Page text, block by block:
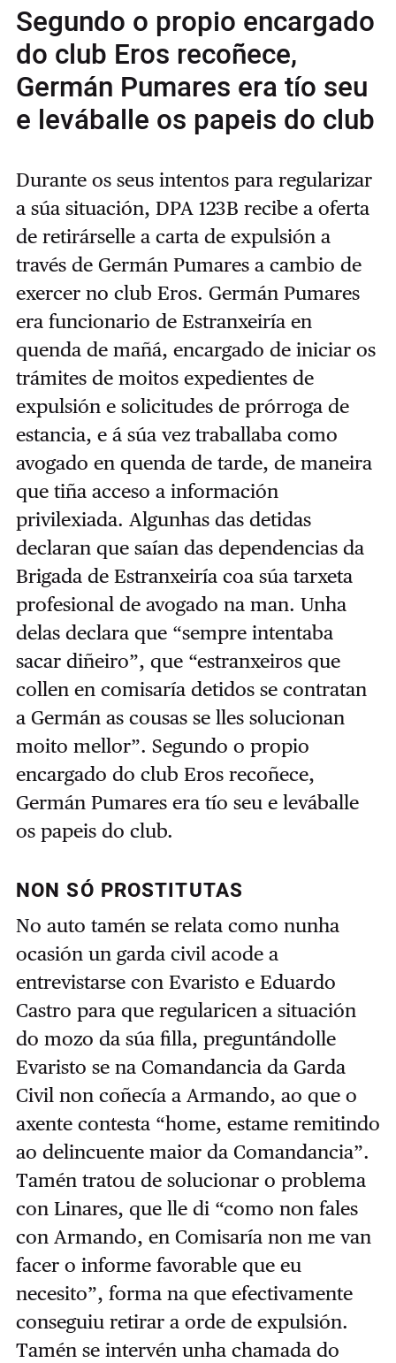
Segundo o propio encargado
do club Eros recoñece,
Germán Pumares era tío seu
e leváballe os papeis do club
Durante os seus intentos para regularizar
a súa situación, DPA 123B recibe a oferta
de retirárselle a carta de expulsión a
través de Germán Pumares a cambio de
exercer no club Eros. Germán Pumares
era funcionario de Estranxeiría en
quenda de mañá, encargado de iniciar os
trámites de moitos expedientes de
expulsión e solicitudes de prórroga de
estancia, e á súa vez traballaba como
avogado en quenda de tarde, de maneira
que tiña acceso a información
privilexiada. Algunhas das detidas
declaran que saían das dependencias da
Brigada de Estranxeiría coa súa tarxeta
profesional de avogado na man. Unha
delas declara que “sempre intentaba
sacar diñeiro”, que “estranxeiros que
collen en comisaría detidos se contratan
a Germán as cousas se lles solucionan
moito mellor”. Segundo o propio
encargado do club Eros recoñece,
Germán Pumares era tío seu e leváballe
os papeis do club.
NON SÓ PROSTITUTAS
No auto tamén se relata como nunha
ocasión un garda civil acode a
entrevistarse con Evaristo e Eduardo
Castro para que regularicen a situación
do mozo da súa filla, preguntándolle
Evaristo se na Comandancia da Garda
Civil non coñecía a Armando, ao que o
axente contesta “home, estame remitindo
ao delincuente maior da Comandancia”.
Tamén tratou de solucionar o problema
con Linares, que lle di “como non fales
con Armando, en Comisaría non me van
facer o informe favorable que eu
necesito”, forma na que efectivamente
conseguiu retirar a orde de expulsión.
Tamén se intervén unha chamada do